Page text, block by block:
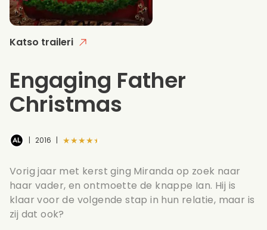
Katso traileri
Engaging Father
Christmas
| 2016 | ★★★★★
Vorig jaar met kerst ging Miranda op zoek naar
haar vader, en ontmoette de knappe Ian. Hij is
klaar voor de volgende stap in hun relatie, maar is
zij dat ook?